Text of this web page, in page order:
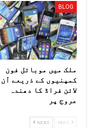
BLOG
ملک میں موبائل فون
کمپنیوں کے ذریعے آن
لائن فراڈ کا دھندہ
عروج پر
NEXT